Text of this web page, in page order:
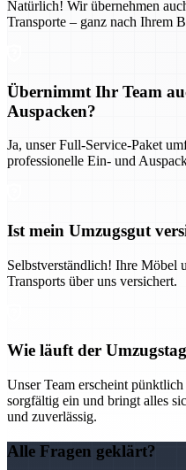
Natürlich! Wir übernehmen
Transporte – ganz nach Ihrem
Übernimmt Ihr Team
Auspacken?
Ja, unser Full-Service-Paket
professionelle Ein- und
Ist mein Umzugsgut
Selbstverständlich! Ihre Möbel
Transports über uns versichert.
Wie läuft der
Unser Team erscheint
sorgfältig ein und bringt alles
und zuverlässig.
Alle Fragen geklärt?